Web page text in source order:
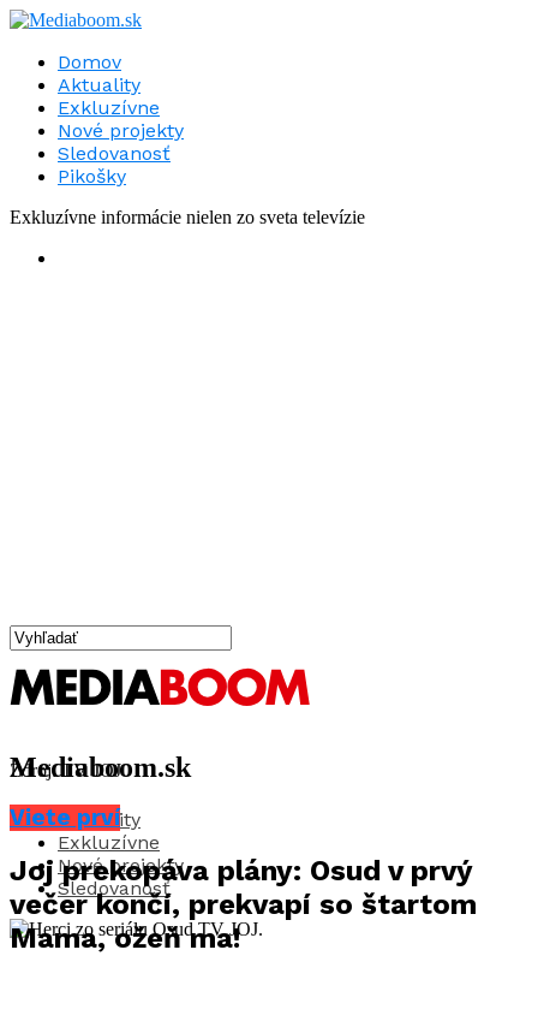
Domov
Aktuality
Exkluzívne
Nové projekty
Sledovanosť
Pikošky
Exkluzívne informácie nielen zo sveta televízie
Mediaboom.sk
Aktuality
Exkluzívne
Nové projekty
Sledovanosť
Zdroj: TV JOJ
Viete prví
Joj prekopáva plány: Osud v prvý
večer končí, prekvapí so štartom
Mama, ožeň ma!